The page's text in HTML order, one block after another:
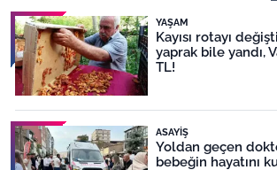
YAŞAM
Kayısı rotayı
yaprak bile yandı,
TL!
ASAYIŞ
Yoldan geçen
bebeğin hayatını